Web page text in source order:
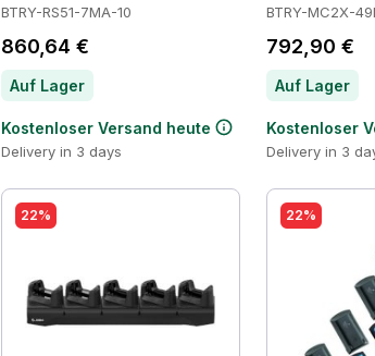
BTRY-RS51-7MA-10
860,64 €
Auf Lager
Kostenloser Versand heute
Delivery in 3 days
BTRY-MC2X-
792,90 €
Auf Lager
Kostenloser
Delivery in 3
22% 22%